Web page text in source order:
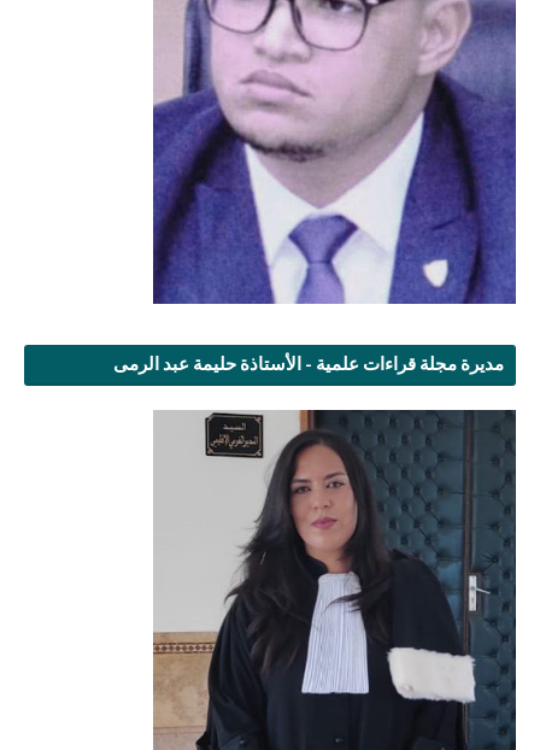
مديرة مجلة قراءات علمية - الأستاذة حليمة عبد الرمى